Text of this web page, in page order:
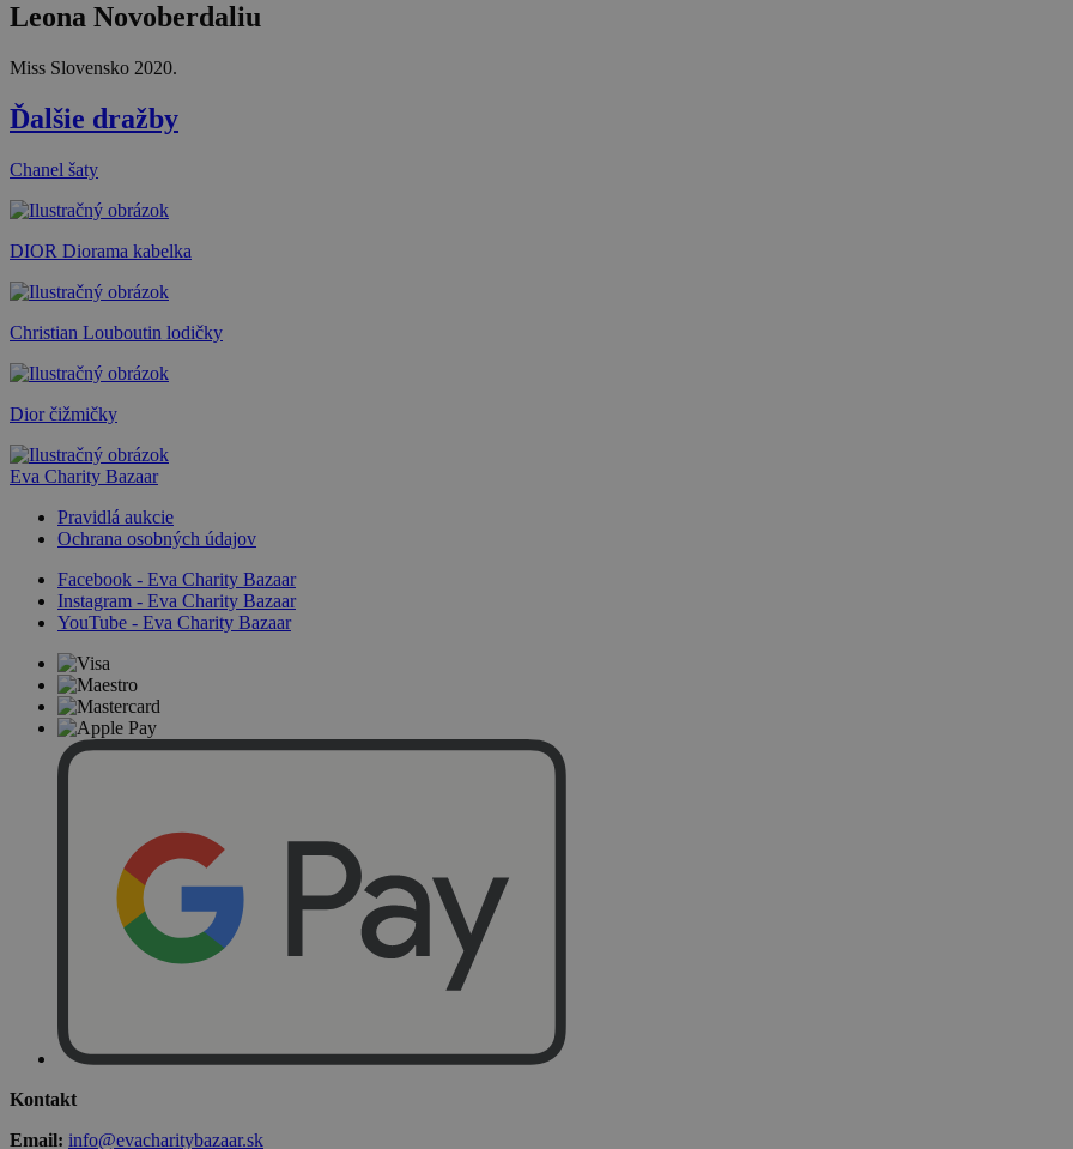
Leona Novoberdaliu
Miss Slovensko 2020.
Ďalšie dražby
Chanel šaty
DIOR Diorama kabelka
Christian Louboutin lodičky
Dior čižmičky
Eva Charity Bazaar
Pravidlá aukcie
Ochrana osobných údajov
Facebook - Eva Charity Bazaar
Instagram - Eva Charity Bazaar
YouTube - Eva Charity Bazaar
Kontakt
Email: info@evacharitybazaar.sk